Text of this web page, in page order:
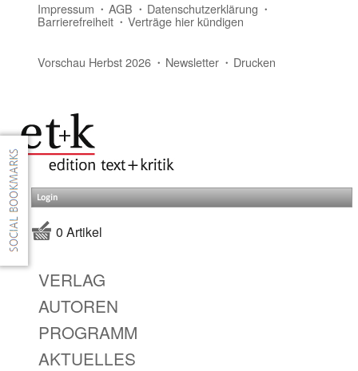
Impressum AGB Datenschutzerklärung
Barrierefreiheit Verträge hier kündigen
Vorschau Herbst 2026 Newsletter Drucken
Login
0 Artikel
VERLAG
AUTOREN
PROGRAMM
AKTUELLES